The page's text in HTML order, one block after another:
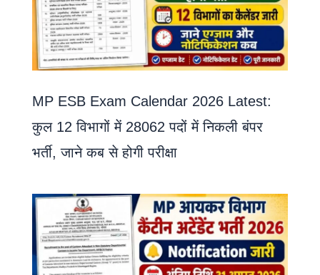
MP ESB Exam Calendar 2026 Latest:
कुल 12 विभागों में 28062 पदों में निकली बंपर
भर्ती, जाने कब से होगी परीक्षा